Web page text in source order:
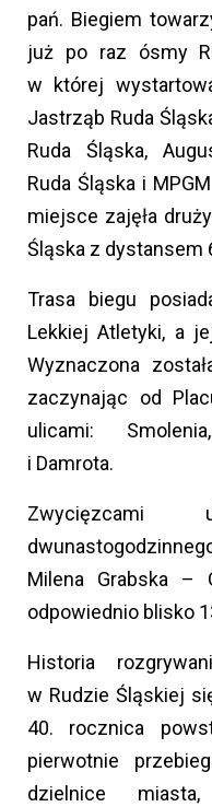
pań. Biegiem
już po raz ósmy
w której
Jastrząb Ruda
Ruda Śląska,
Ruda Śląska i
miejsce zajęła
Śląska z dystansem
Trasa biegu
Lekkiej Atletyki, a
Wyznaczona
zaczynając od
ulicami:
i Damrota.
Zwycięzcami
Milena Grabska –
odpowiednio blisko
Historia
w Rudzie Śląskiej
40. rocznica
pierwotnie
dzielnice